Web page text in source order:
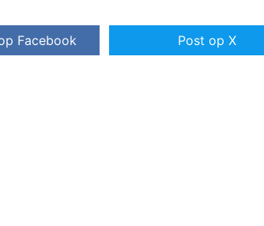
Facebook Post op X